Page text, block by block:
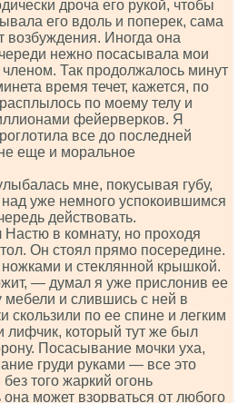
дроча его рукой, чтобы
его вдоль и поперек, сама
возбуждения. Иногда она
нежно посасывала мои
Так продолжалось минут
время течет, кажется, по
по моему телу и
фейерверков. Я
все до последней
еще и моральное
мне, покусывая губу,
уже немного успокоившимся
действовать.
Настю в комнату, но проходя
Он стоял прямо посередине.
и стеклянной крышкой.
— думал я уже прислонив ее
мебели и слившись с ней в
скользили по ее спине и легким
лифчик, который тут же был
Посасывание мочки уха,
груди руками — все это
того жаркий огонь
может взорваться от любого